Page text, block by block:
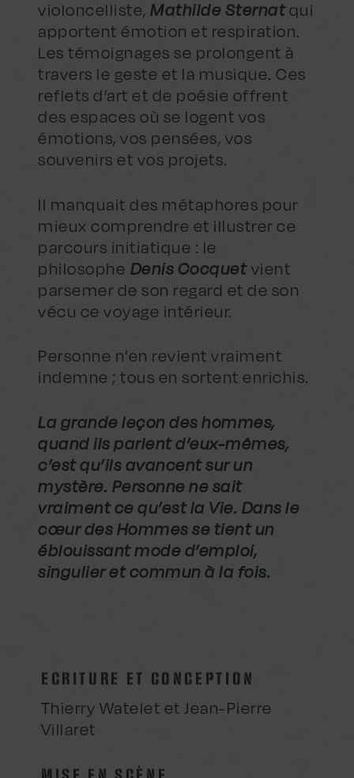
violoncelliste,Mathilde Sternatqui
apportent émotion et respiration.
Les témoignages se prolongent à
travers le geste et la musique. Ces
reflets d’art et de poésie offrent
des espaces où se logent vos
émotions, vos pensées, vos
souvenirs et vos projets.
Il manquait des métaphores pour
mieux comprendre et illustrer ce
parcours initiatique : le
philosophe Denis Cocquetvient
parsemer de son regard et de son
vécu ce voyage intérieur.
Personne n’en revient vraiment
indemne ; tous en sortent enrichis.
La grande leçon des hommes,
quand ils parlent d’eux-mêmes,
c’est qu’ils avancent sur un
mystère. Personne ne sait
vraiment ce qu’est la Vie. Dans le
cœur des Hommes se tient un
éblouissant mode d’emploi,
singulier et commun à la fois.
ECRITURE ET CONCEPTION
Thierry Watelet et Jean-Pierre
Villaret